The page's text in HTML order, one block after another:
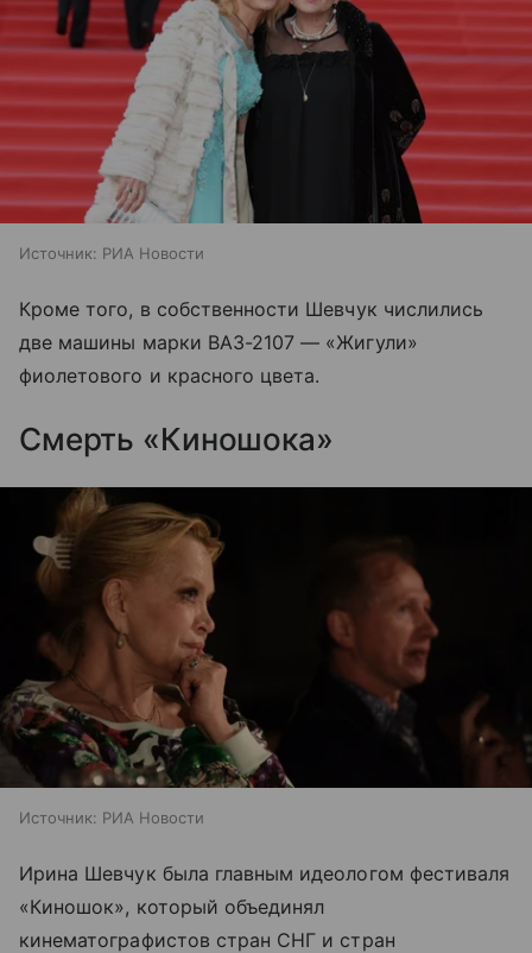
Источник: РИА Новости
Кроме того, в собственности Шевчук числились
две машины марки ВАЗ-2107 — «Жигули»
фиолетового и красного цвета.
Смерть «Киношока»
Источник: РИА Новости
Ирина Шевчук была главным идеологом фестиваля
«Киношок», который объединял
кинематографистов стран СНГ и стран